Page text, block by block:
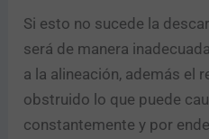
Si esto no sucede la
será de manera
a la alineación, además el
obstruido lo que puede
constantemente y por